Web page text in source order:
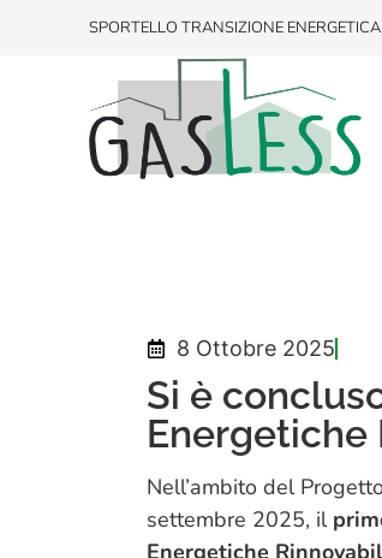
SPORTELLO TRANSIZIONE ENERGETICA
8 Ottobre 2025
Si è
Energetiche
Nell’ambito del
settembre 2025, il
Energetiche